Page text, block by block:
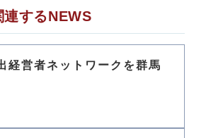
するNEWS
経営者ネットワークを群馬